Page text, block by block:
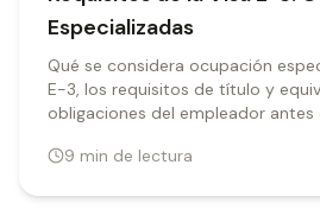
Especializadas
Qué se considera ocupación
E-3, los requisitos de título y
obligaciones del empleador antes
9 min de lectura